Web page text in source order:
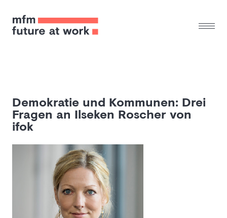
Demokratie und Kommunen: Drei
Fragen an Ilseken Roscher von
ifok